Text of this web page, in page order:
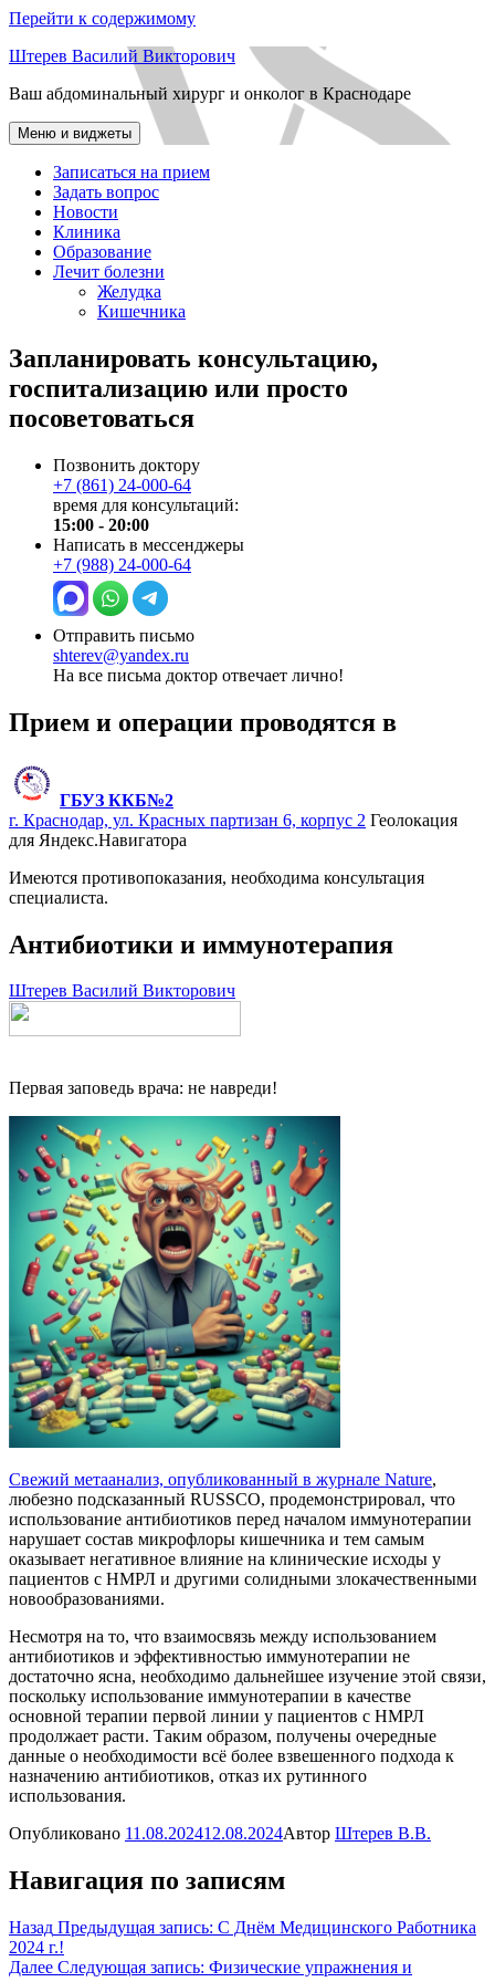
Перейти к содержимому
Штерев Василий Викторович
Ваш абдоминальный хирург и онколог в Краснодаре
Меню и виджеты
Записаться на прием
Задать вопрос
Новости
Клиника
Образование
Лечит болезни
Желудка
Кишечника
Запланировать консультацию,
госпитализацию или просто
посоветоваться
Позвонить доктору
+7 (861) 24-000-64
время для консультаций:
15:00 - 20:00
Написать в мессенджеры
+7 (988) 24-000-64
Отправить письмо
shterev@yandex.ru
На все письма доктор отвечает лично!
Прием и операции проводятся в
ГБУЗ ККБ№2
г. Краснодар, ул. Красных партизан 6, корпус 2 Геолокация
для Яндекс.Навигатора
Имеются противопоказания, необходима консультация
специалиста.
Антибиотики и иммунотерапия
Штерев Василий Викторович
Первая заповедь врача: не навреди!
Свежий метаанализ, опубликованный в журнале Nature,
любезно подсказанный RUSSCO, продемонстрировал, что
использование антибиотиков перед началом иммунотерапии
нарушает состав микрофлоры кишечника и тем самым
оказывает негативное влияние на клинические исходы у
пациентов с НМРЛ и другими солидными злокачественными
новообразованиями.
Несмотря на то, что взаимосвязь между использованием
антибиотиков и эффективностью иммунотерапии не
достаточно ясна, необходимо дальнейшее изучение этой связи,
поскольку использование иммунотерапии в качестве
основной терапии первой линии у пациентов с НМРЛ
продолжает расти. Таким образом, получены очередные
данные о необходимости всё более взвешенного подхода к
назначению антибиотиков, отказ их рутинного
использования.
Опубликовано 11.08.202412.08.2024Автор Штерев В.В.
Навигация по записям
Назад Предыдущая запись: С Днём Медицинского Работника
2024 г.!
Далее Следующая запись: Физические упражнения и